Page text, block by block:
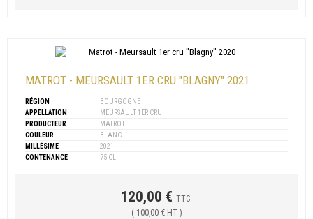
MATROT - MEURSAULT 1ER CRU "BLAGNY" 2021
RÉGION
BOURGOGNE
APPELLATION
MEURSAULT 1ER CRU
PRODUCTEUR
MATROT
COULEUR
BLANC
MILLÉSIME
2021
CONTENANCE
75 CL
120,00 € TTC
( 100,00 € HT )